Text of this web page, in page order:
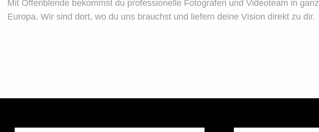
Mit Offenblende bekommst du professionelle Fotografen und Videoteam in ganz
Europa. Wir sind dort, wo du uns brauchst und liefern deine Vision direkt zu dir.